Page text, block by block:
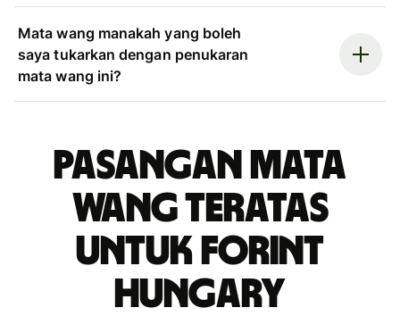
Mata wang manakah yang boleh
saya tukarkan dengan penukaran
mata wang ini?
Pasangan mata
wang teratas
untuk forint
Hungary